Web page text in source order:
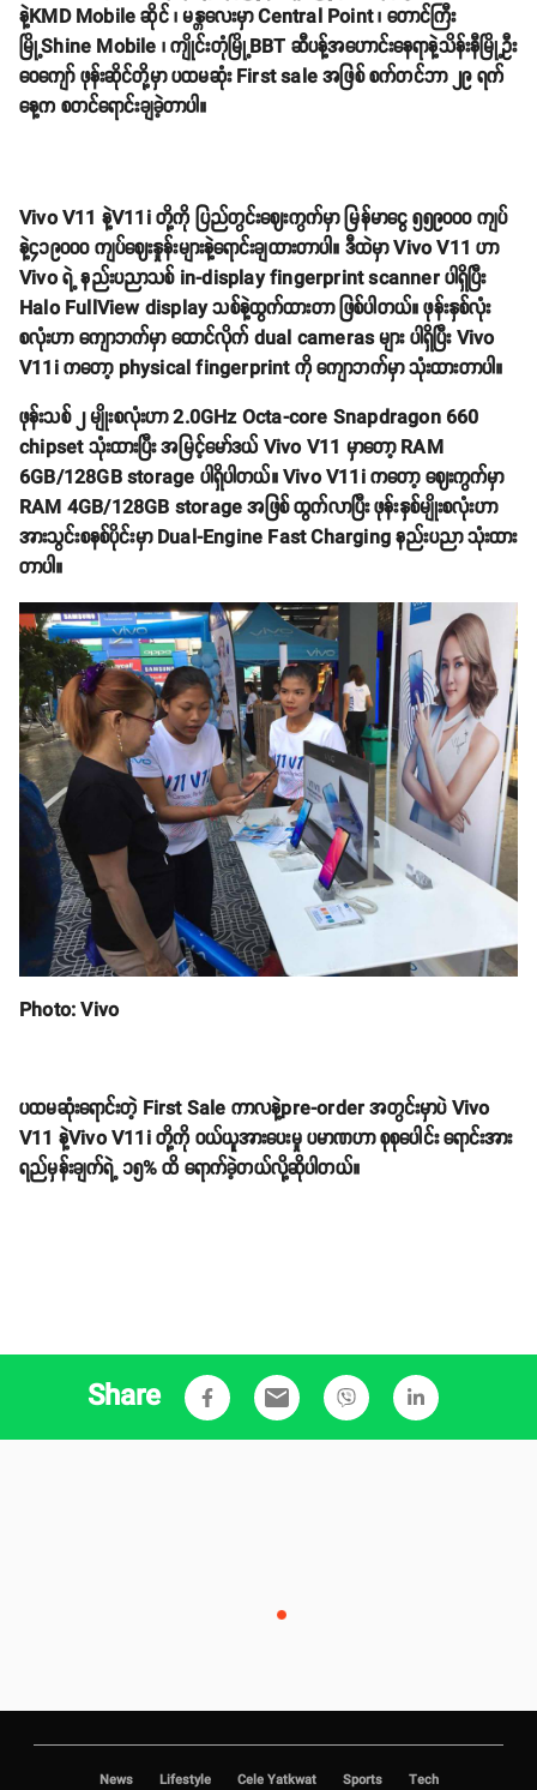
နဲ့KMD Mobile ဆိုင် ၊ မန္တလေးမှာ Central Point ၊ တောင်ကြီး
မြို့Shine Mobile ၊ ကျိုင်းတုံမြို့BBT ဆီပန့်အဟောင်းနေရာနဲ့သိန်းနီမြို့ဦး
ဝေကျော် ဖုန်းဆိုင်တို့မှာ ပထမဆုံး First sale အဖြစ် စက်တင်ဘာ ၂၉ ရက်
နေ့က စတင်ရောင်းချခဲ့တာပါ။
Vivo V11 နဲ့V11i တို့ကို ပြည်တွင်းဈေးကွက်မှာ မြန်မာငွေ ၅၅၉၀၀၀ ကျပ်
နဲ့၄၁၉၀၀၀ ကျပ်ဈေးနှုန်းများနဲ့ရောင်းချထားတာပါ။ ဒီထဲမှာ Vivo V11 ဟာ
Vivo ရဲ့ နည်းပညာသစ် in-display fingerprint scanner ပါရှိပြီး
Halo FullView display သစ်နဲ့ထွက်ထားတာ ဖြစ်ပါတယ်။ ဖုန်းနှစ်လုံး
စလုံးဟာ ကျောဘက်မှာ ထောင်လိုက် dual cameras များ ပါရှိပြီး Vivo
V11i ကတော့ physical fingerprint ကို ကျောဘက်မှာ သုံးထားတာပါ။
ဖုန်းသစ် ၂ မျိုးစလုံးဟာ 2.0GHz Octa-core Snapdragon 660
chipset သုံးထားပြီး အမြင့်မော်ဒယ် Vivo V11 မှာတော့ RAM
6GB/128GB storage ပါရှိပါတယ်။ Vivo V11i ကတော့ ဈေးကွက်မှာ
RAM 4GB/128GB storage အဖြစ် ထွက်လာပြီး ဖုန်းနှစ်မျိုးစလုံးဟာ
အားသွင်းစနစ်ပိုင်းမှာ Dual-Engine Fast Charging နည်းပညာ သုံးထား
တာပါ။
Photo: Vivo
ပထမဆုံးရောင်းတဲ့ First Sale ကာလနဲ့pre-order အတွင်းမှာပဲ Vivo
V11 နဲ့Vivo V11i တို့ကို ဝယ်ယူအားပေးမှု ပမာဏဟာ စုစုပေါင်း ရောင်းအား
ရည်မှန်းချက်ရဲ့ ၁၅% ထိ ရောက်ခဲ့တယ်လို့ဆိုပါတယ်။
Share email
News Lifestyle Cele Yatkwat Sports Tech